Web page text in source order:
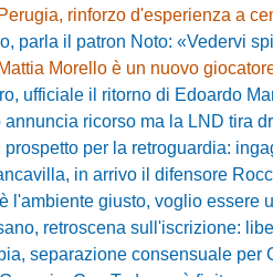
Perugia, rinforzo d'esperienza a
il patron Noto: «Vedervi spingerci per 90 minuti è
Mattia Morello è un nuovo
il ritorno di Edoardo Mariani:
annuncia ricorso ma la LND tira
per la retroguardia: ingaggiato il
in arrivo il difensore Rocco: trattativa
giusto, voglio essere un punto di riferimento»: Noah
retroscena sull'iscrizione: liberatorie
separazione consensuale per